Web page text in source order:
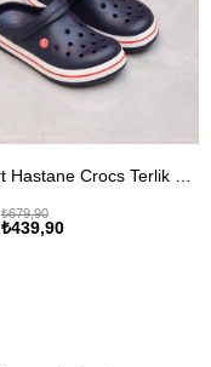
Lacivert Hastane Crocs Terlik Yumuşak Kaliteli
₺439,90
₺679,90